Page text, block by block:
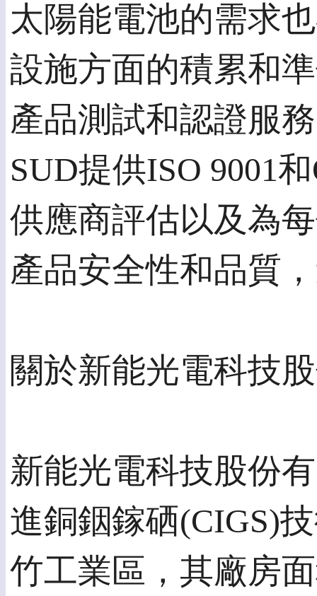
太陽能電池的需求
設施方面的積累和
產品測試和認證服
SUD提供ISO 9001
供應商評估以及為
產品安全性和品質
關於新能光電科技
新能光電科技股份
進銅銦鎵硒(CIGS)
竹工業區，其廠房